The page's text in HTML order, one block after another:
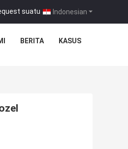
Indonesian
suatu |
BERITA KASUS